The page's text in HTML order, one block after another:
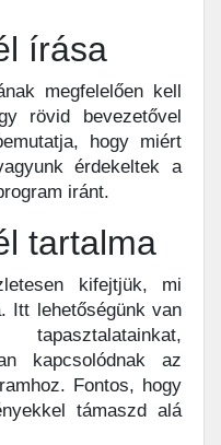
írása
megfelelően kell
rövid bevezetővel
hogy miért
érdekeltek a
iránt.
tartalma
kifejtjük, mi
Itt lehetőségünk van
kapcsolódnak az
Fontos, hogy
támaszd alá